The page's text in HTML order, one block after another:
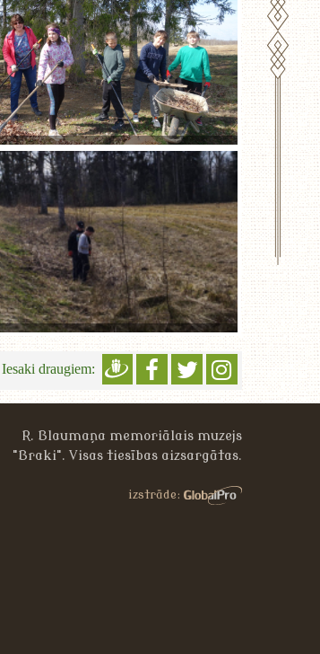
Iesaki draugiem:
R. Blaumaņa memoriālais muzejs
"Braki". Visas tiesības aizsargātas.
izstrāde: